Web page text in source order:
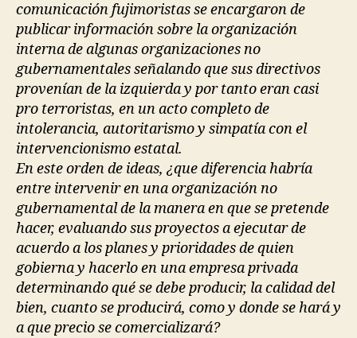
comunicación fujimoristas se encargaron de
publicar información sobre la organización
interna de algunas organizaciones no
gubernamentales señalando que sus directivos
provenían de la izquierda y por tanto eran casi
pro terroristas, en un acto completo de
intolerancia, autoritarismo y simpatía con el
intervencionismo estatal.
En este orden de ideas, ¿que diferencia habría
entre intervenir en una organización no
gubernamental de la manera en que se pretende
hacer, evaluando sus proyectos a ejecutar de
acuerdo a los planes y prioridades de quien
gobierna y hacerlo en una empresa privada
determinando qué se debe producir, la calidad del
bien, cuanto se producirá, como y donde se hará y
a que precio se comercializará?